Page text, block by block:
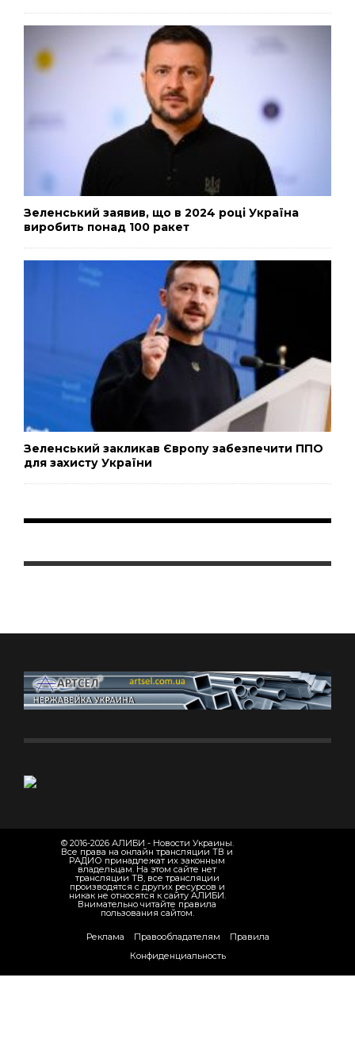
Зеленський заявив, що в 2024 році Україна
виробить понад 100 ракет
Зеленський закликав Європу забезпечити ППО
для захисту України
© 2016-2026 АЛИБИ - Новости Украины.
Все права на онлайн трансляции ТВ и
РАДИО принадлежат их законным
владельцам. На этом сайте нет
трансляции ТВ, все трансляции
производятся с других ресурсов и
никак не относятся к сайту АЛИБИ.
Внимательно читайте правила
пользования сайтом.
Реклама Правообладателям
Правила
Конфиденциальность